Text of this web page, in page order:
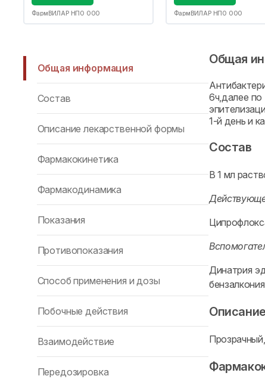
ФармВИЛАР НПО ООО ФармВИЛАР НПО ООО
Общая информация
Состав
Описание лекарственной формы
Фармакокинетика
Фармакодинамика
Показания
Противопоказания
Способ применения и дозы
Побочные действия
Взаимодействие
Передозировка
Общая
6ч,далее
1-й день и
Состав
В 1 мл
Динатрия